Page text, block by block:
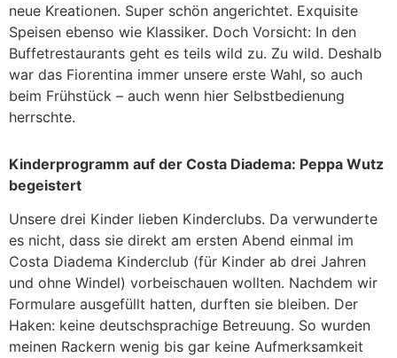
neue Kreationen. Super schön angerichtet. Exquisite
Speisen ebenso wie Klassiker. Doch Vorsicht: In den
Buffetrestaurants geht es teils wild zu. Zu wild. Deshalb
war das Fiorentina immer unsere erste Wahl, so auch
beim Frühstück – auch wenn hier Selbstbedienung
herrschte.
Kinderprogramm auf der Costa Diadema: Peppa Wutz
begeistert
Unsere drei Kinder lieben Kinderclubs. Da verwunderte
es nicht, dass sie direkt am ersten Abend einmal im
Costa Diadema Kinderclub (für Kinder ab drei Jahren
und ohne Windel) vorbeischauen wollten. Nachdem wir
Formulare ausgefüllt hatten, durften sie bleiben. Der
Haken: keine deutschsprachige Betreuung. So wurden
meinen Rackern wenig bis gar keine Aufmerksamkeit